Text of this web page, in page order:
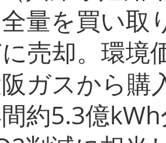
量を買い取
売却。環境
ガスから購
約5.3億